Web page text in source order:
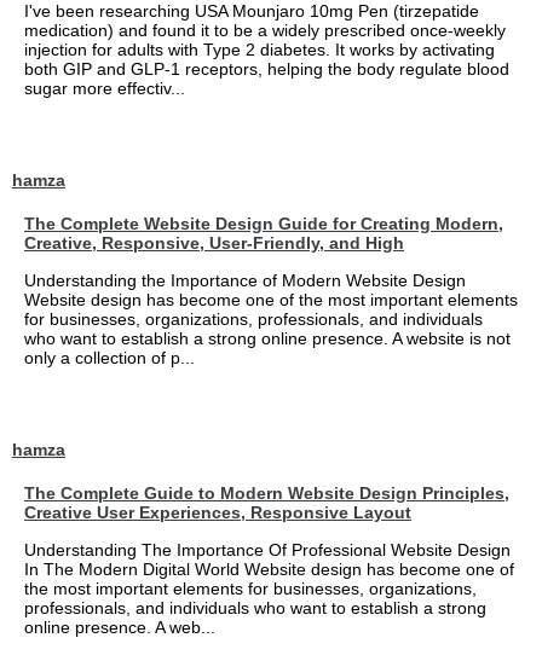
I've been researching USA Mounjaro 10mg Pen (tirzepatide
medication) and found it to be a widely prescribed once-weekly
injection for adults with Type 2 diabetes. It works by activating
both GIP and GLP-1 receptors, helping the body regulate blood
sugar more effectiv...
hamza
The Complete Website Design Guide for Creating Modern,
Creative, Responsive, User-Friendly, and High
Understanding the Importance of Modern Website Design
Website design has become one of the most important elements
for businesses, organizations, professionals, and individuals
who want to establish a strong online presence. A website is not
only a collection of p...
hamza
The Complete Guide to Modern Website Design Principles,
Creative User Experiences, Responsive Layout
Understanding The Importance Of Professional Website Design
In The Modern Digital World Website design has become one of
the most important elements for businesses, organizations,
professionals, and individuals who want to establish a strong
online presence. A web...